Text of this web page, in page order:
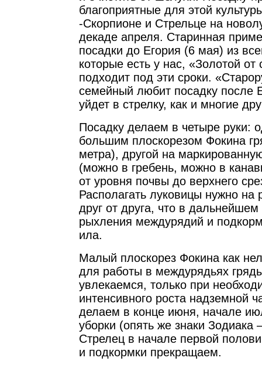
благоприятные для этой
-Скорпионе и Стрельце на
декаде апреля. Старинная
посадки до Егория (6 мая) из
которые есть у нас, «Золотой от
подходит под эти сроки.
семейный любит посадку после
уйдет в стрелку, как и многие
Посадку делаем в четыре руки:
большим плоскорезом Фокина
метра), другой на
(можно в гребень, можно в
от уровня почвы до верхнего
Располагать луковицы нужно на
друг от друга, что в
рыхления междурядий и
ила.
Малый плоскорез Фокина как
для работы в междурядьях
увлекаемся, только при
интенсивного роста надземной
делаем в конце июня, начале
уборки (опять же знаки Зодиака
Стрелец в начале первой
и подкормки прекращаем.